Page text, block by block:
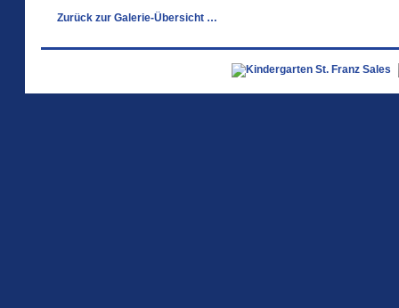
Zurück zur Galerie-Übersicht …